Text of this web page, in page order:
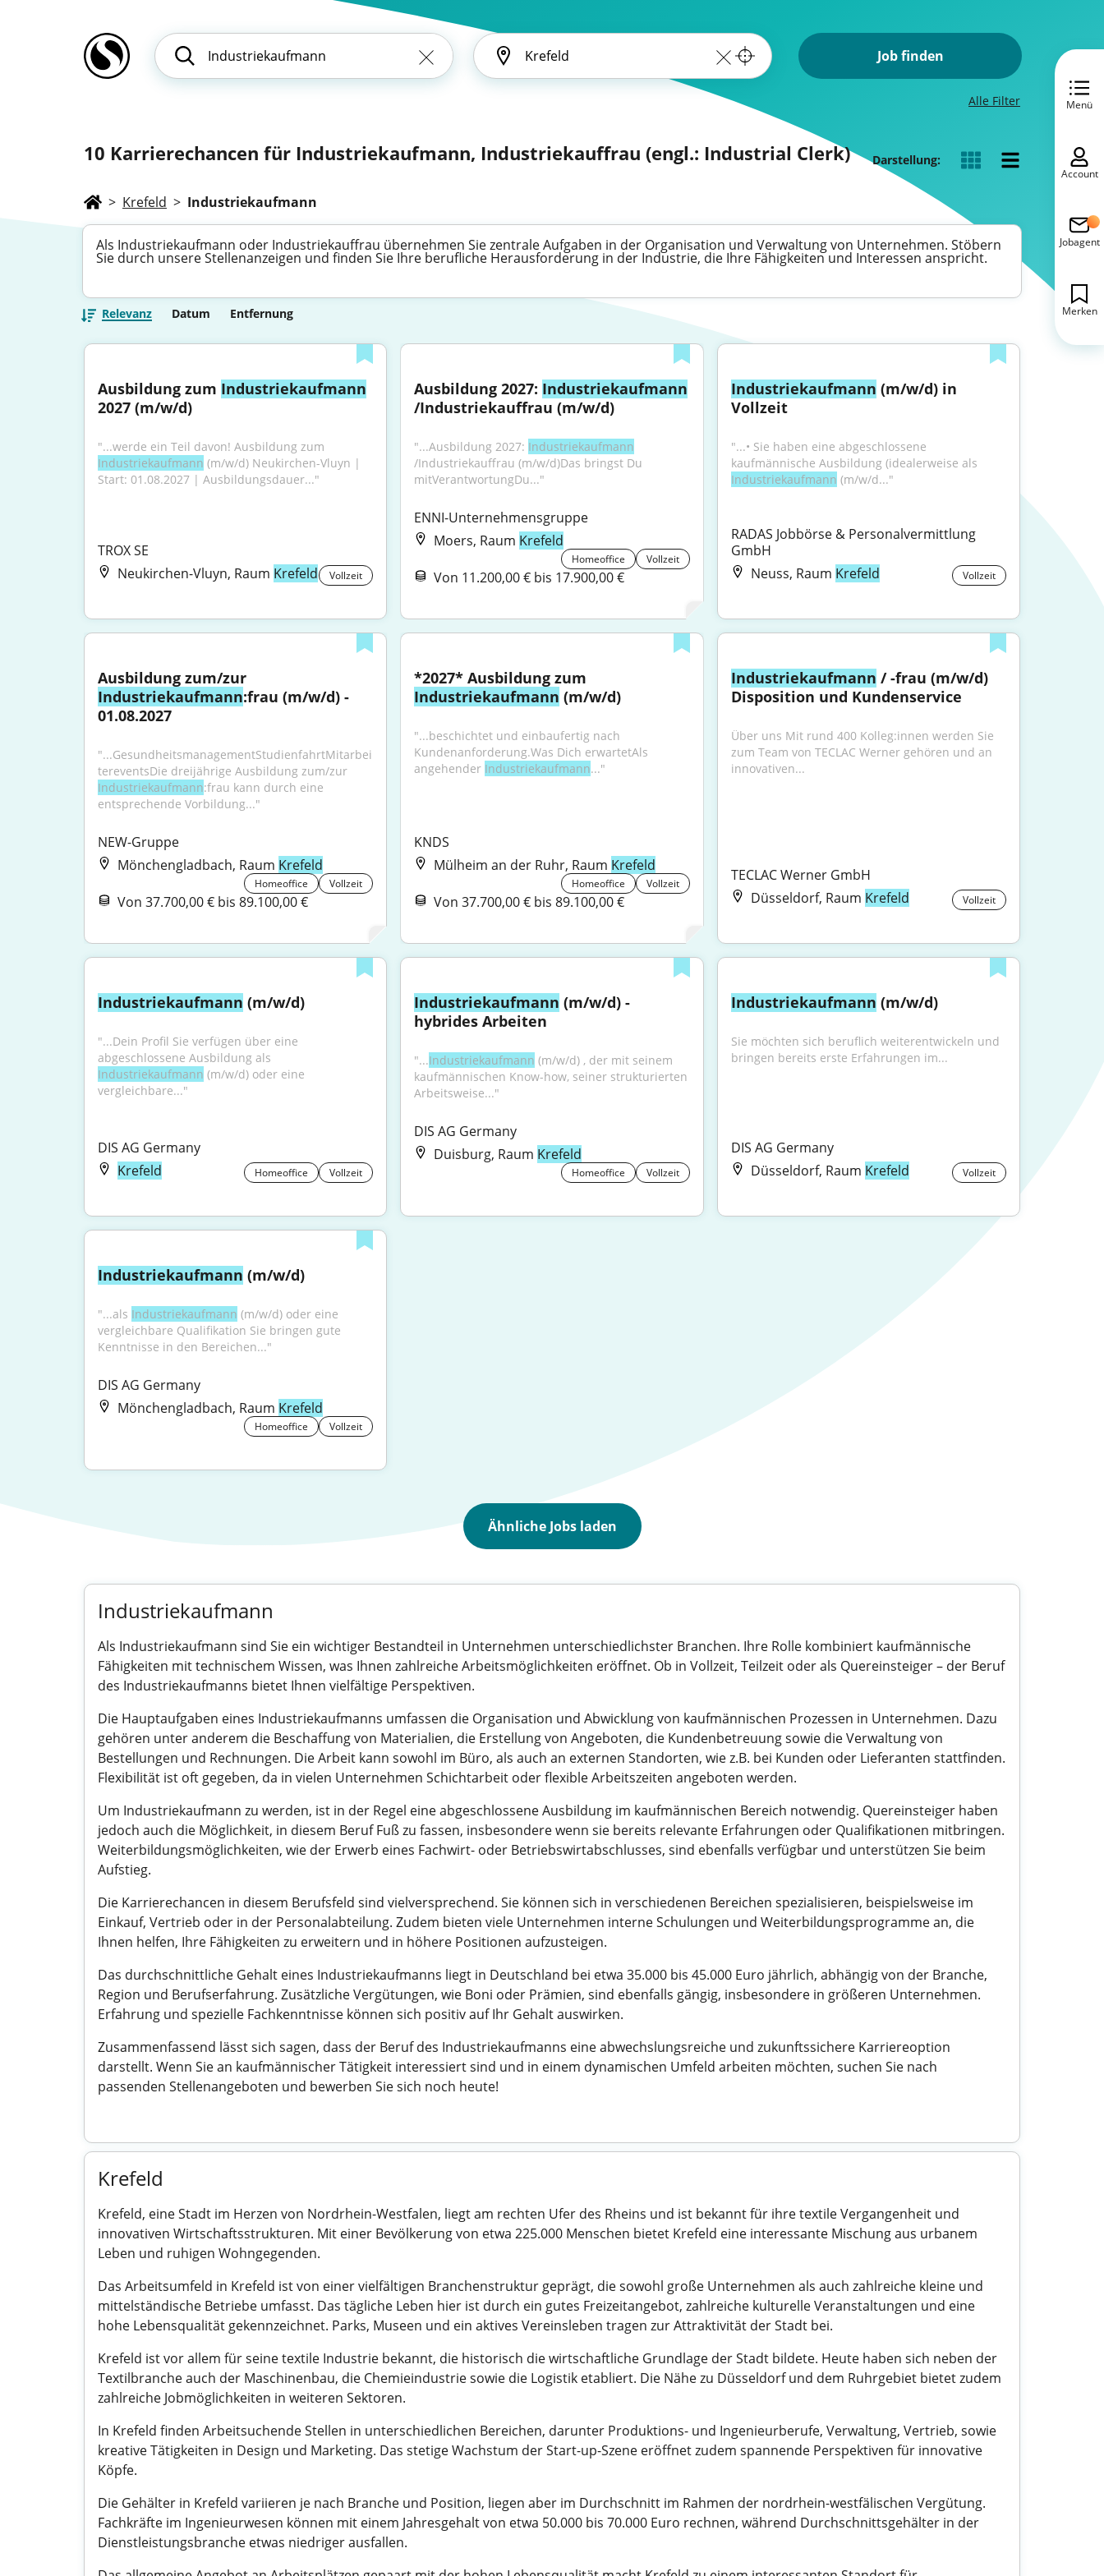
Job finden
Alle Filter
10 Karrierechancen für Industriekaufmann, Industriekauffrau (engl.: Industrial Clerk) Darstellung:
> Krefeld > Industriekaufmann
Als Industriekaufmann oder Industriekauffrau übernehmen Sie zentrale Aufgaben in der Organisation und Verwaltung von Unternehmen. Stöbern
Sie durch unsere Stellenanzeigen und finden Sie Ihre berufliche Herausforderung in der Industrie, die Ihre Fähigkeiten und Interessen anspricht.
Relevanz Datum Entfernung
Ausbildung zum Industriekaufmann
2027 (m/w/d)
Industriekaufmann (m/w/d) Neukirchen-Vluyn |
Start: 01.08.2027 | Ausbildungsdauer..."
TROX SE
Neukirchen-Vluyn, Raum Krefeld Vollzeit
Ausbildung 2027: Industriekaufmann
/Industriekauffrau (m/w/d)
"...Ausbildung 2027: Industriekaufmann
/Industriekauffrau (m/w/d)Das bringst Du
mitVerantwortungDu..."
ENNI-Unternehmensgruppe
Moers, Raum Krefeld
Homeoffice Vollzeit
Von 11.200,00 € bis 17.900,00 €
Industriekaufmann (m/w/d) in
Vollzeit
"...• Sie haben eine abgeschlossene
Industriekaufmann (m/w/d..."
RADAS Jobbörse & Personalvermittlung
GmbH
Neuss, Raum Krefeld Vollzeit
Industriekaufmann:frau (m/w/d) -
01.08.2027
"...GesundheitsmanagementStudienfahrtMitarbei
Industriekaufmann:frau kann durch eine
entsprechende Vorbildung..."
NEW-Gruppe
Mönchengladbach, Raum Krefeld
Homeoffice Vollzeit
Von 37.700,00 € bis 89.100,00 €
Industriekaufmann (m/w/d)
"...beschichtet und einbaufertig nach
Kundenanforderung.Was Dich erwartetAls
angehender Industriekaufmann..."
KNDS
Mülheim an der Ruhr, Raum Krefeld
Homeoffice Vollzeit
Von 37.700,00 € bis 89.100,00 €
Industriekaufmann / -frau (m/w/d)
Disposition und Kundenservice
Über uns Mit rund 400 Kolleg:innen werden Sie
zum Team von TECLAC Werner gehören und an
innovativen...
TECLAC Werner GmbH
Düsseldorf, Raum Krefeld Vollzeit
Industriekaufmann (m/w/d)
"...Dein Profil Sie verfügen über eine
Industriekaufmann (m/w/d) oder eine
vergleichbare..."
DIS AG Germany
Krefeld
Homeoffice Vollzeit
Industriekaufmann (m/w/d) -
hybrides Arbeiten
"...Industriekaufmann (m/w/d) , der mit seinem
kaufmännischen Know-how, seiner strukturierten
Arbeitsweise..."
DIS AG Germany
Duisburg, Raum Krefeld
Homeoffice Vollzeit
Industriekaufmann (m/w/d)
Sie möchten sich beruflich weiterentwickeln und
bringen bereits erste Erfahrungen im...
DIS AG Germany
Düsseldorf, Raum Krefeld Vollzeit
Industriekaufmann (m/w/d)
"...als Industriekaufmann (m/w/d) oder eine
vergleichbare Qualifikation Sie bringen gute
Kenntnisse in den Bereichen..."
DIS AG Germany
Mönchengladbach, Raum Krefeld
Homeoffice Vollzeit
Ähnliche Jobs laden
Industriekaufmann
Als Industriekaufmann sind Sie ein wichtiger Bestandteil in Unternehmen unterschiedlichster Branchen. Ihre Rolle kombiniert kaufmännische
Fähigkeiten mit technischem Wissen, was Ihnen zahlreiche Arbeitsmöglichkeiten eröffnet. Ob in Vollzeit, Teilzeit oder als Quereinsteiger – der Beruf
des Industriekaufmanns bietet Ihnen vielfältige Perspektiven.
Die Hauptaufgaben eines Industriekaufmanns umfassen die Organisation und Abwicklung von kaufmännischen Prozessen in Unternehmen. Dazu
gehören unter anderem die Beschaffung von Materialien, die Erstellung von Angeboten, die Kundenbetreuung sowie die Verwaltung von
Bestellungen und Rechnungen. Die Arbeit kann sowohl im Büro, als auch an externen Standorten, wie z.B. bei Kunden oder Lieferanten stattfinden.
Flexibilität ist oft gegeben, da in vielen Unternehmen Schichtarbeit oder flexible Arbeitszeiten angeboten werden.
Um Industriekaufmann zu werden, ist in der Regel eine abgeschlossene Ausbildung im kaufmännischen Bereich notwendig. Quereinsteiger haben
jedoch auch die Möglichkeit, in diesem Beruf Fuß zu fassen, insbesondere wenn sie bereits relevante Erfahrungen oder Qualifikationen mitbringen.
Weiterbildungsmöglichkeiten, wie der Erwerb eines Fachwirt- oder Betriebswirtabschlusses, sind ebenfalls verfügbar und unterstützen Sie beim
Aufstieg.
Die Karrierechancen in diesem Berufsfeld sind vielversprechend. Sie können sich in verschiedenen Bereichen spezialisieren, beispielsweise im
Einkauf, Vertrieb oder in der Personalabteilung. Zudem bieten viele Unternehmen interne Schulungen und Weiterbildungsprogramme an, die
Ihnen helfen, Ihre Fähigkeiten zu erweitern und in höhere Positionen aufzusteigen.
Das durchschnittliche Gehalt eines Industriekaufmanns liegt in Deutschland bei etwa 35.000 bis 45.000 Euro jährlich, abhängig von der Branche,
Region und Berufserfahrung. Zusätzliche Vergütungen, wie Boni oder Prämien, sind ebenfalls gängig, insbesondere in größeren Unternehmen.
Erfahrung und spezielle Fachkenntnisse können sich positiv auf Ihr Gehalt auswirken.
Zusammenfassend lässt sich sagen, dass der Beruf des Industriekaufmanns eine abwechslungsreiche und zukunftssichere Karriereoption
darstellt. Wenn Sie an kaufmännischer Tätigkeit interessiert sind und in einem dynamischen Umfeld arbeiten möchten, suchen Sie nach
passenden Stellenangeboten und bewerben Sie sich noch heute!
Krefeld
Krefeld, eine Stadt im Herzen von Nordrhein-Westfalen, liegt am rechten Ufer des Rheins und ist bekannt für ihre textile Vergangenheit und
innovativen Wirtschaftsstrukturen. Mit einer Bevölkerung von etwa 225.000 Menschen bietet Krefeld eine interessante Mischung aus urbanem
Leben und ruhigen Wohngegenden.
Das Arbeitsumfeld in Krefeld ist von einer vielfältigen Branchenstruktur geprägt, die sowohl große Unternehmen als auch zahlreiche kleine und
mittelständische Betriebe umfasst. Das tägliche Leben hier ist durch ein gutes Freizeitangebot, zahlreiche kulturelle Veranstaltungen und eine
hohe Lebensqualität gekennzeichnet. Parks, Museen und ein aktives Vereinsleben tragen zur Attraktivität der Stadt bei.
Krefeld ist vor allem für seine textile Industrie bekannt, die historisch die wirtschaftliche Grundlage der Stadt bildete. Heute haben sich neben der
Textilbranche auch der Maschinenbau, die Chemieindustrie sowie die Logistik etabliert. Die Nähe zu Düsseldorf und dem Ruhrgebiet bietet zudem
zahlreiche Jobmöglichkeiten in weiteren Sektoren.
In Krefeld finden Arbeitsuchende Stellen in unterschiedlichen Bereichen, darunter Produktions- und Ingenieurberufe, Verwaltung, Vertrieb, sowie
kreative Tätigkeiten in Design und Marketing. Das stetige Wachstum der Start-up-Szene eröffnet zudem spannende Perspektiven für innovative
Köpfe.
Die Gehälter in Krefeld variieren je nach Branche und Position, liegen aber im Durchschnitt im Rahmen der nordrhein-westfälischen Vergütung.
Fachkräfte im Ingenieurwesen können mit einem Jahresgehalt von etwa 50.000 bis 70.000 Euro rechnen, während Durchschnittsgehälter in der
Dienstleistungsbranche etwas niedriger ausfallen.
Menü
Account
Jobagent
Merken